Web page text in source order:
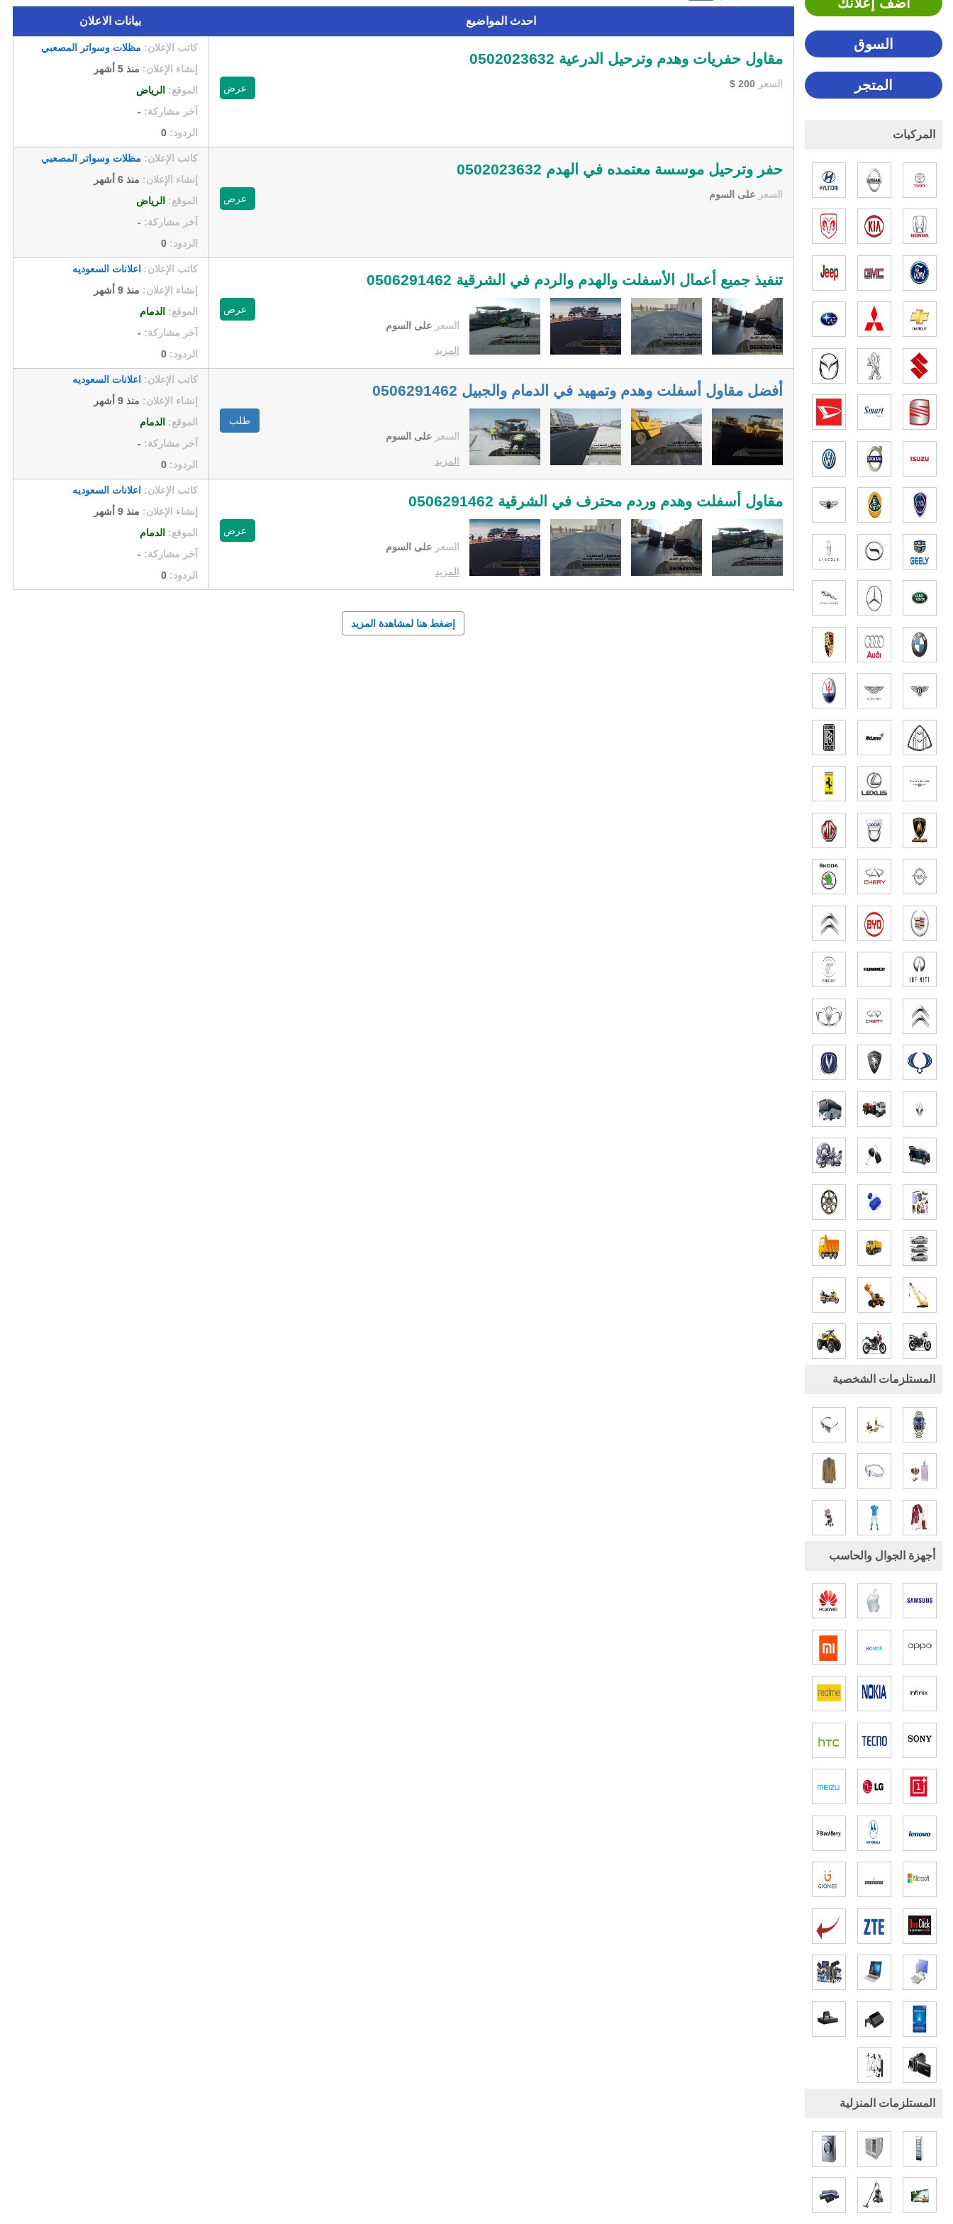
السوق
المتجر
المركبات
المستلزمات الشخصية
أجهزة الجوال والحاسب
المستلزمات المنزلية
احدث المواضيع بيانات الاعلان
مقاول حفريات وهدم وترحيل الدرعية 0502023632
السعر 200
$ عرض
كاتب الإعلان: مظلات وسواتر المصعبي
إنشاء الإعلان: منذ 5 أشهر
الموقع: الرياض
آخر مشاركة: -
الردود:0
حفر وترحيل موسسة معتمده في الهدم 0502023632
السعر على السوم عرض
كاتب الإعلان: مظلات وسواتر المصعبي
إنشاء الإعلان: منذ 6 أشهر
الموقع: الرياض
آخر مشاركة: -
الردود:0
تنفيذ جميع أعمال الأسفلت والهدم والردم في الشرقية 0506291462
المزيد
السعر على السوم
عرض
كاتب الإعلان: اعلانات السعوديه
إنشاء الإعلان: منذ 9 أشهر
الموقع: الدمام
آخر مشاركة: -
الردود:0
أفضل مقاول أسفلت وهدم وتمهيد في الدمام والجبيل 0506291462
المزيد
السعر على السوم
طلب
كاتب الإعلان: اعلانات السعوديه
إنشاء الإعلان: منذ 9 أشهر
الموقع: الدمام
آخر مشاركة: -
الردود:0
مقاول أسفلت وهدم وردم محترف في الشرقية 0506291462
المزيد
السعر على السوم
عرض
كاتب الإعلان: اعلانات السعوديه
إنشاء الإعلان: منذ 9 أشهر
الموقع: الدمام
آخر مشاركة: -
الردود:0
إضغط هنا لمشاهدة المزيد